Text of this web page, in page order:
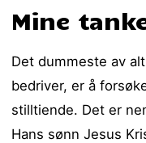
Mine
Det dummeste av
bedriver, er å
stilltiende. Det er
Hans sønn Jesus